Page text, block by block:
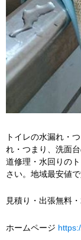
トイレの水漏れ・
れ・つまり、洗面
道修理・水回りの
さい。地域最安値
見積り・出張無料
ホームページ